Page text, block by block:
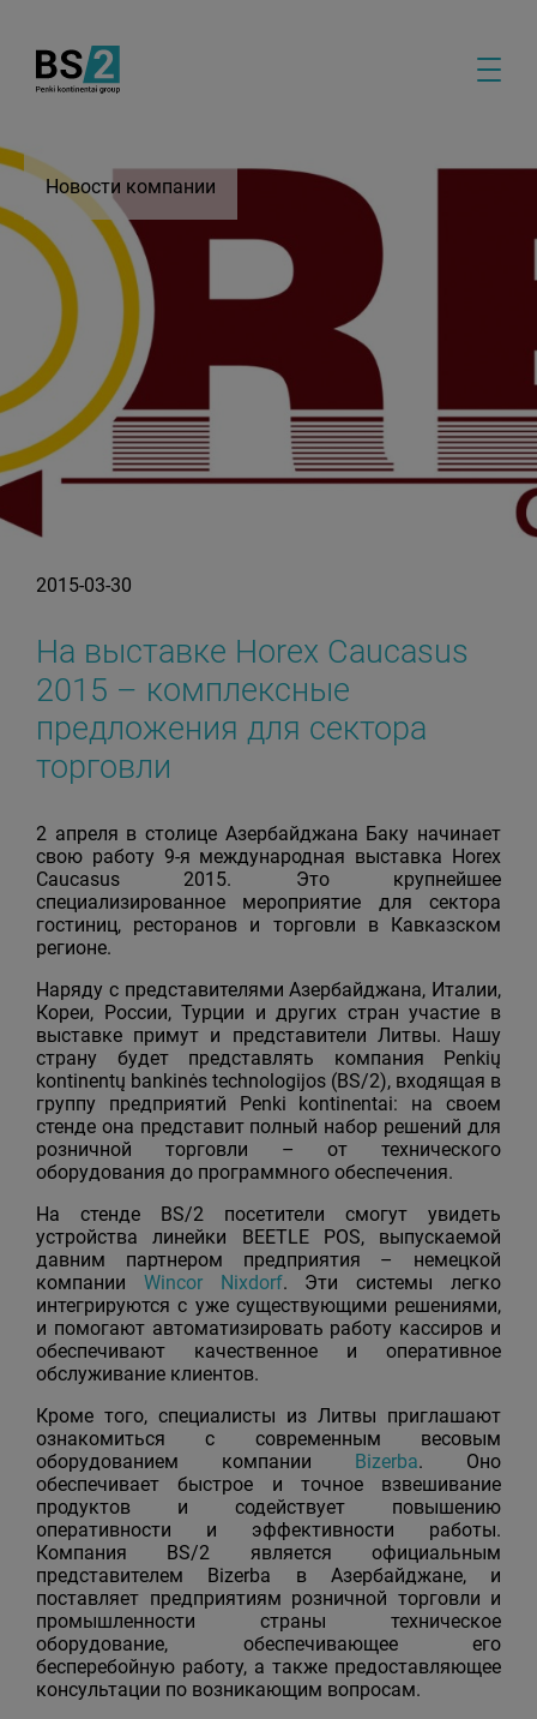
Новости компании
2015-03-30
На выставке Horex Caucasus
2015 – комплексные
предложения для сектора
торговли
2 апреля в столице Азербайджана Баку начинает
свою работу 9-я международная выставка Horex
Caucasus 2015. Это крупнейшее
специализированное мероприятие для сектора
гостиниц, ресторанов и торговли в Кавказском
регионе.
Наряду с представителями Азербайджана, Италии,
Кореи, России, Турции и других стран участие в
выставке примут и представители Литвы. Нашу
страну будет представлять компания Penkių
kontinentų bankinės technologijos (BS/2), входящая в
группу предприятий Penki kontinentai: на своем
стенде она представит полный набор решений для
розничной торговли – от технического
оборудования до программного обеспечения.
На стенде BS/2 посетители смогут увидеть
устройства линейки BEETLE POS, выпускаемой
давним партнером предприятия – немецкой
компании Wincor Nixdorf. Эти системы легко
интегрируются с уже существующими решениями,
и помогают автоматизировать работу кассиров и
обеспечивают качественное и оперативное
обслуживание клиентов.
Кроме того, специалисты из Литвы приглашают
ознакомиться с современным весовым
оборудованием компании Bizerba. Оно
обеспечивает быстрое и точное взвешивание
продуктов и содействует повышению
оперативности и эффективности работы.
Компания BS/2 является официальным
представителем Bizerba в Азербайджане, и
поставляет предприятиям розничной торговли и
промышленности страны техническое
оборудование, обеспечивающее его
бесперебойную работу, а также предоставляющее
консультации по возникающим вопросам.